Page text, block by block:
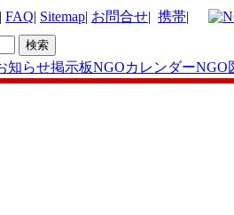
| FAQ| Sitemap| お問合せ| 携帯|
知らせ掲示板NGOカレンダーNGO